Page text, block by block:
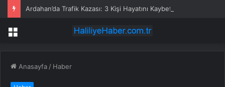
Ardahan’da Trafik Kazası: 3 Kişi Hayatını Kaybetti
Menü
Anasayfa / Haber